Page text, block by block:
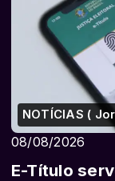
NOTÍCIAS (
08/08/2026
E-Título